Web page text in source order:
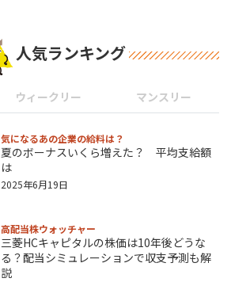
人気ランキング
ウィークリー マンスリー
気になるあの企業の給料は？
夏のボーナスいくら増えた？ 平均支給額
は
2025年6月19日
高配当株ウォッチャー
三菱HCキャピタルの株価は10年後どうな
る？配当シミュレーションで収支予測も解
説